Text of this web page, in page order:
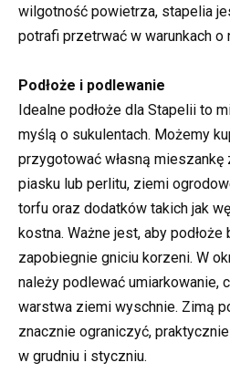
wilgotność powietrza, stapelia
potrafi przetrwać w warunkach
Podłoże i podlewanie
Idealne podłoże dla Stapelii to
myślą o sukulentach. Możemy
przygotować własną mieszankę
piasku lub perlitu, ziemi
torfu oraz dodatków takich jak
kostna. Ważne jest, aby podłoże
zapobiegnie gniciu korzeni. W
należy podlewać umiarkowanie,
warstwa ziemi wyschnie. Zimą
znacznie ograniczyć,
w grudniu i styczniu.